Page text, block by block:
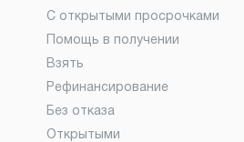
С открытыми просрочками
Помощь в получении
Взять
Рефинансирование
Без отказа
Открытыми